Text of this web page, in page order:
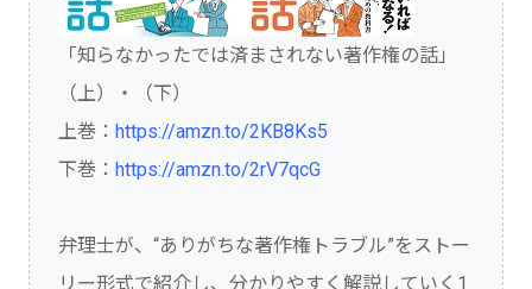
「知らなかったでは済まされない著作権の話」
（上）・（下）
上巻： https://amzn.to/2KB8Ks5
下巻： https://amzn.to/2rV7qcG
弁理士が、“ありがちな著作権トラブル”をストー
リー形式で紹介し、分かりやすく解説していく1